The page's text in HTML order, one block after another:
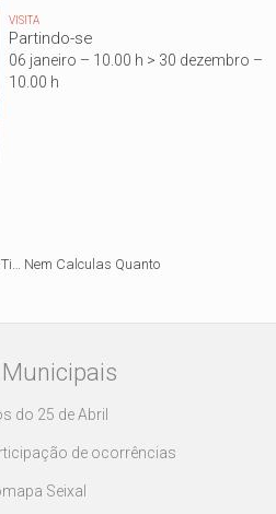
VISITA
Partindo-se
06 janeiro – 10.00 h > 30 dezembro –
10.00 h
Ti… Nem Calculas Quanto
do 25 de Abril
de ocorrências
Seixal